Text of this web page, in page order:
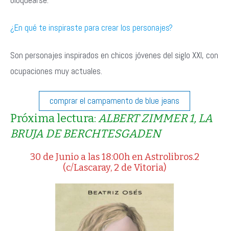
¿En qué te inspiraste para crear los personajes?
Son personajes inspirados en chicos jóvenes del siglo XXI, con
ocupaciones muy actuales.
comprar el campamento de blue jeans
Próxima lectura:ALBERT ZIMMER 1, LA
BRUJA DE BERCHTESGADEN
30 de Junio a las 18:00h en Astrolibros.2
(c/Lascaray, 2 de Vitoria)